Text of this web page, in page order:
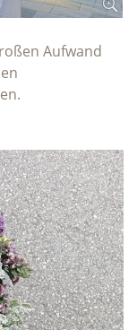
Aufwand